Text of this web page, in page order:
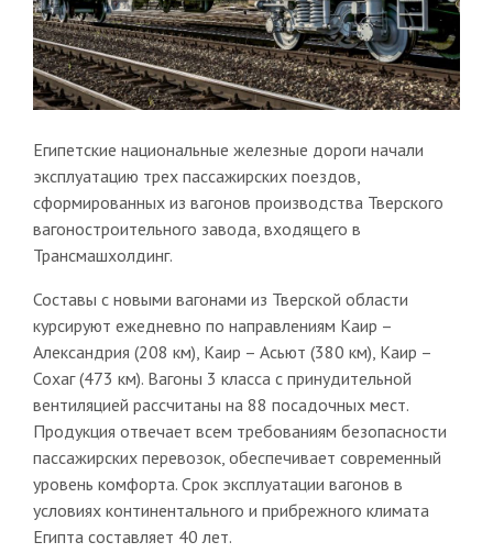
Египетские национальные железные дороги начали
эксплуатацию трех пассажирских поездов,
сформированных из вагонов производства Тверского
вагоностроительного завода, входящего в
Трансмашхолдинг.
Составы с новыми вагонами из Тверской области
курсируют ежедневно по направлениям Каир –
Александрия (208 км), Каир – Асьют (380 км), Каир –
Сохаг (473 км). Вагоны 3 класса с принудительной
вентиляцией рассчитаны на 88 посадочных мест.
Продукция отвечает всем требованиям безопасности
пассажирских перевозок, обеспечивает современный
уровень комфорта. Срок эксплуатации вагонов в
условиях континентального и прибрежного климата
Египта составляет 40 лет.